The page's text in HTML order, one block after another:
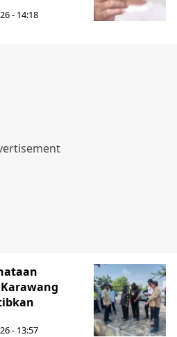
- 14:18
- 13:57